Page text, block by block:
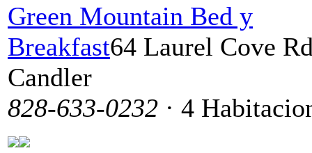
Green Mountain Bed y
Breakfast64 Laurel Cove
Candler
828-633-0232 · 4